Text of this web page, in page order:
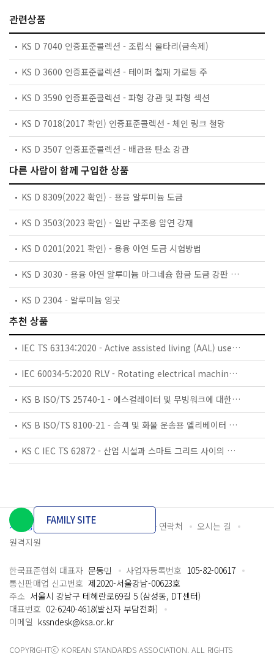
관련상품
KS D 7040 인증표준콜렉션 - 조립식 울타리(금속제)
KS D 3600 인증표준콜렉션 - 테이퍼 철재 가로등 주
KS D 3590 인증표준콜렉션 - 파형 강관 및 파형 섹션
KS D 7018(2017 확인) 인증표준콜렉션 - 체인 링크 철망
KS D 3507 인증표준콜렉션 - 배관용 탄소 강관
다른 사람이 함께 구입한 상품
KS D 8309(2022 확인) - 용융 알루미늄 도금
KS D 3503(2023 확인) - 일반 구조용 압연 강재
KS D 0201(2021 확인) - 용융 아연 도금 시험방법
KS D 3030 - 용융 아연 알루미늄 마그네슘 합금 도금 강판 및 강대
KS D 2304 - 알루미늄 잉곳
추천 상품
IEC TS 63134:2020 - Active assisted living (AAL) use cases
IEC 60034-5:2020 RLV - Rotating electrical machines - Part 5: Degrees of protection provided by the integral design of rotating electrical machines (IP code) - Classification
KS B ISO/TS 25740-1 - 에스컬레이터 및 무빙워크에 대한 안전요건 — 제1부: 세계공통 필수 안전요건(GESRs)
KS B ISO/TS 8100-21 - 승객 및 화물 운송용 엘리베이터 —제21부: 세계공통 필수안전요건(GESRs)을 충족하는 세계공통 안전 파라미터(GSPs)
KS C IEC TS 62872 - 산업 시설과 스마트 그리드 사이의 산업 공정 측정, 제어 및 자동화 시스템 인터페이스
개인정보처리방침 이용약관 담당자 연락처
오시는 길
원격지원
FAMILY SITE
한국표준협회 대표자 문동민 사업자등록번호 105-82-00617
통신판매업 신고번호 제2020-서울강남-00623호
주소 서울시 강남구 테헤란로69길 5 (삼성동, DT센터)
대표번호 02-6240-4618(발신자 부담전화)
이메일 kssndesk@ksa.or.kr
COPYRIGHTⓒ KOREAN STANDARDS ASSOCIATION. ALL RIGHTS